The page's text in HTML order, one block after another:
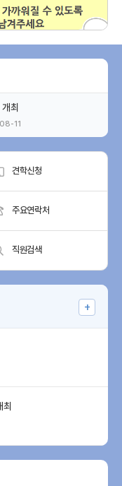
최
11
견학신청
주요연락처
직원검색
최